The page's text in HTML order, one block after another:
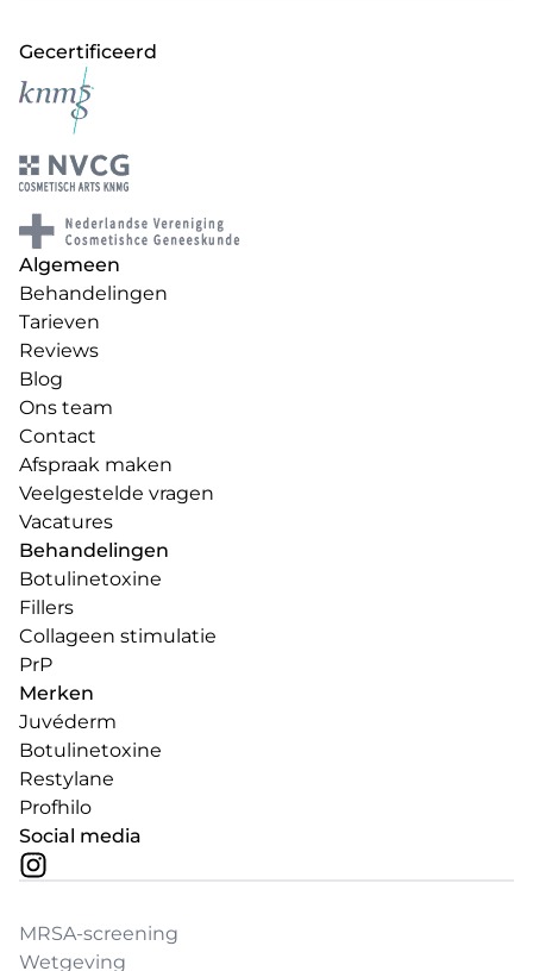
Gecertificeerd
Algemeen
Behandelingen
Tarieven
Reviews
Blog
Ons team
Contact
Afspraak maken
Veelgestelde vragen
Vacatures
Behandelingen
Botulinetoxine
Fillers
Collageen stimulatie
PrP
Merken
Juvéderm
Botulinetoxine
Restylane
Profhilo
Social media
MRSA-screening
Wetgeving